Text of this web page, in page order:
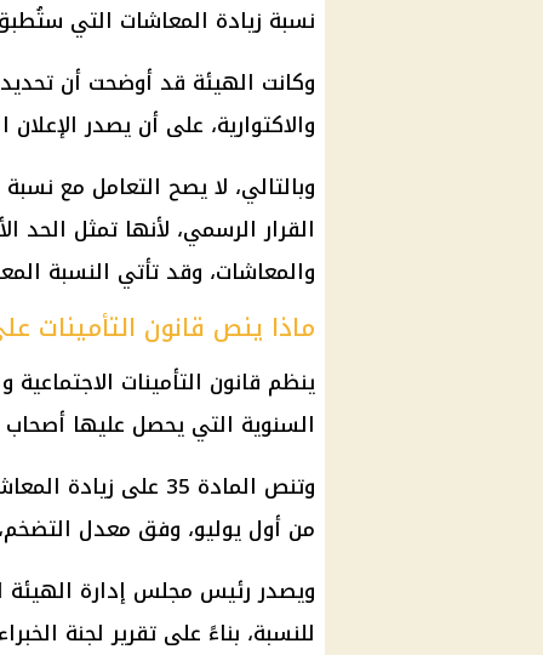
نسبة زيادة المعاشات التي ستُطبق في يوليو 2026، رغم
وكانت الهيئة قد أوضحت أن تحديد
والاكتوارية، على أن يصدر
القرار الرسمي، لأنها تمثل الحد
والمعاشات، وقد تأتي النسبة
ماذا ينص قانون التأمينات
السنوية التي يحصل عليها
من أول يوليو، وفق معدل التضخم،
ويصدر رئيس مجلس إدارة الهيئة
للنسبة، بناءً على تقرير لجنة